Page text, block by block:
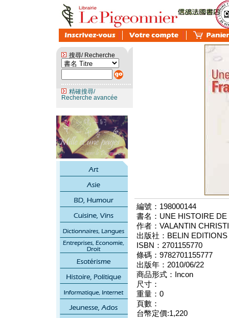
搜尋/ Recherche
精確搜尋/
Recherche avancée
編號：198000144
書名：UNE HISTOIRE
作者：VALANTIN
出版社：BELIN EDITIONS
ISBN：2701155770
條碼：9782701155777
出版年：2010/06/22
商品形式：Incon
尺寸：
重量：0
頁數：
台幣定價:1,220